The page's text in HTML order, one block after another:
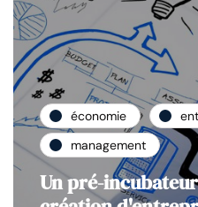
économie
management
Un pré-